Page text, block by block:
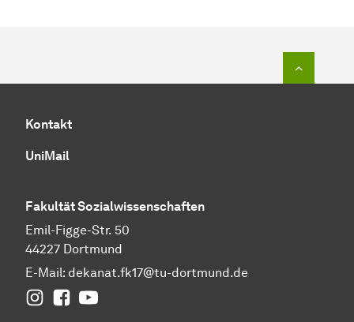
Kontakt
UniMail
FakultätSozial­wissen­schaften
Emil-Figge-Str. 50
44227 Dortmund
E-Mail: dekanat.fk17@tu-dortmund.de
InstagramFacebook
YouTube